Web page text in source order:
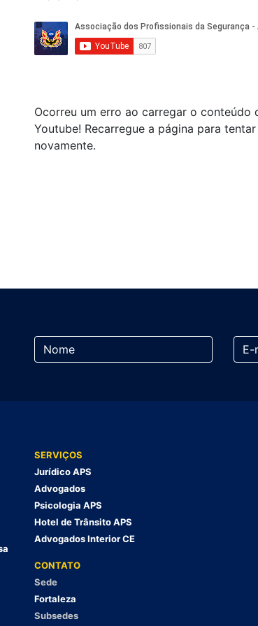
Ocorreu um erro ao carregar o conteúdo
Youtube! Recarregue a página para tentar
novamente.
SERVIÇOS
Jurídico APS
Advogados
Psicologia APS
Hotel de Trânsito APS
Advogados Interior CE
CONTATO
Sede
Fortaleza
Subsedes